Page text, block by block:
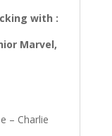
with :
Marvel,
– Charlie